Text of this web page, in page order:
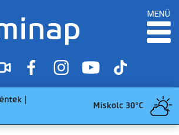
MENÜ
|
Miskolc 30°C